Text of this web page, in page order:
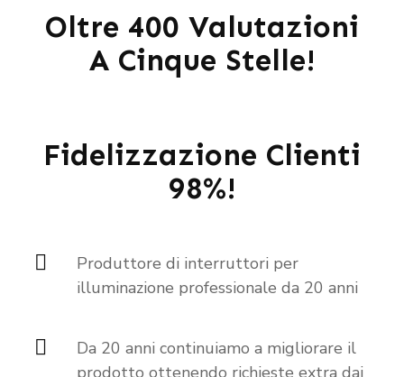
Oltre 400 Valutazioni
A Cinque Stelle!
Fidelizzazione Clienti
98%!
Produttore di interruttori per
illuminazione professionale da 20 anni
Da 20 anni continuiamo a migliorare il
prodotto ottenendo richieste extra dai